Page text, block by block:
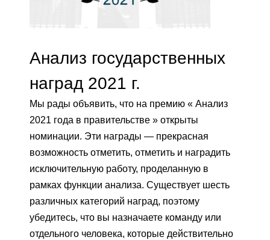
Анализ государственных
наград 2021 г.
Мы рады объявить, что на премию « Анализ
2021 года в правительстве » открыты
номинации. Эти награды — прекрасная
возможность отметить, отметить и наградить
исключительную работу, проделанную в
рамках функции анализа. Существует шесть
различных категорий наград, поэтому
убедитесь, что вы назначаете команду или
отдельного человека, которые действительно